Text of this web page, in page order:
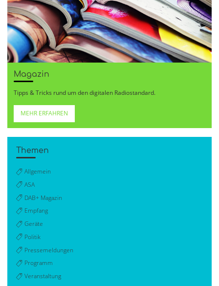
Magazin
Tipps & Tricks rund um den digitalen Radiostandard.
MEHR ERFAHREN
Themen
Allgemein
ASA
DAB+ Magazin
Empfang
Geräte
Politik
Pressemeldungen
Programm
Veranstaltung